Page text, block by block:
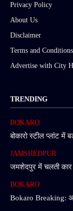
Privacy Policy
About Us
Disclaimer
Terms and Conditions
Advertise with City
TRENDING
BOKARO
बोकारो स्टील प्लांट में
JAMSHEDPUR
जमशेदपुर में चलती कार
BOKARO
Bokaro Breaking: